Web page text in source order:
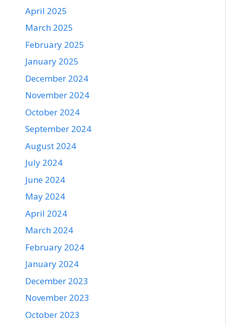
April 2025
March 2025
February 2025
January 2025
December 2024
November 2024
October 2024
September 2024
August 2024
July 2024
June 2024
May 2024
April 2024
March 2024
February 2024
January 2024
December 2023
November 2023
October 2023